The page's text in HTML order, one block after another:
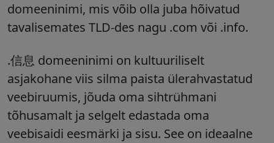
domeeninimi, mis võib olla juba hõivatud
tavalisemates TLD-des nagu .com või .info.
.信息 domeeninimi on kultuuriliselt
asjakohane viis silma paista ülerahvastatud
veebiruumis, jõuda oma sihtrühmani
tõhusamalt ja selgelt edastada oma
veebisaidi eesmärki ja sisu. See on ideaalne